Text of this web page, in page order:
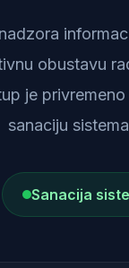
obustavu
je
sanaciju
Sanacija